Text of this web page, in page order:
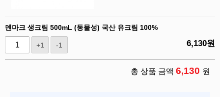
덴마크 생크림 500mL (동물성) 국산 유크림 100%
+1 -1 6,130원
총 상품 금액 6,130 원